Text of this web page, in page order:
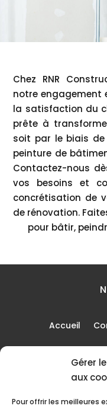
Gérer
aux
Pour offrir les meilleures
Chez RNR
notre engagement
la satisfaction du
prête à
soit par le biais de
peinture de
Contactez-nous
vos besoins et
concrétisation de
de rénovation.
pour bâtir,
Accueil